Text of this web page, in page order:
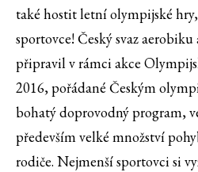
také hostit letní olympijské
sportovce! Český svaz aerobiku
připravil v rámci akce
2016, pořádané Českým
bohatý doprovodný program,
především velké množství
rodiče. Nejmenší sportovci si